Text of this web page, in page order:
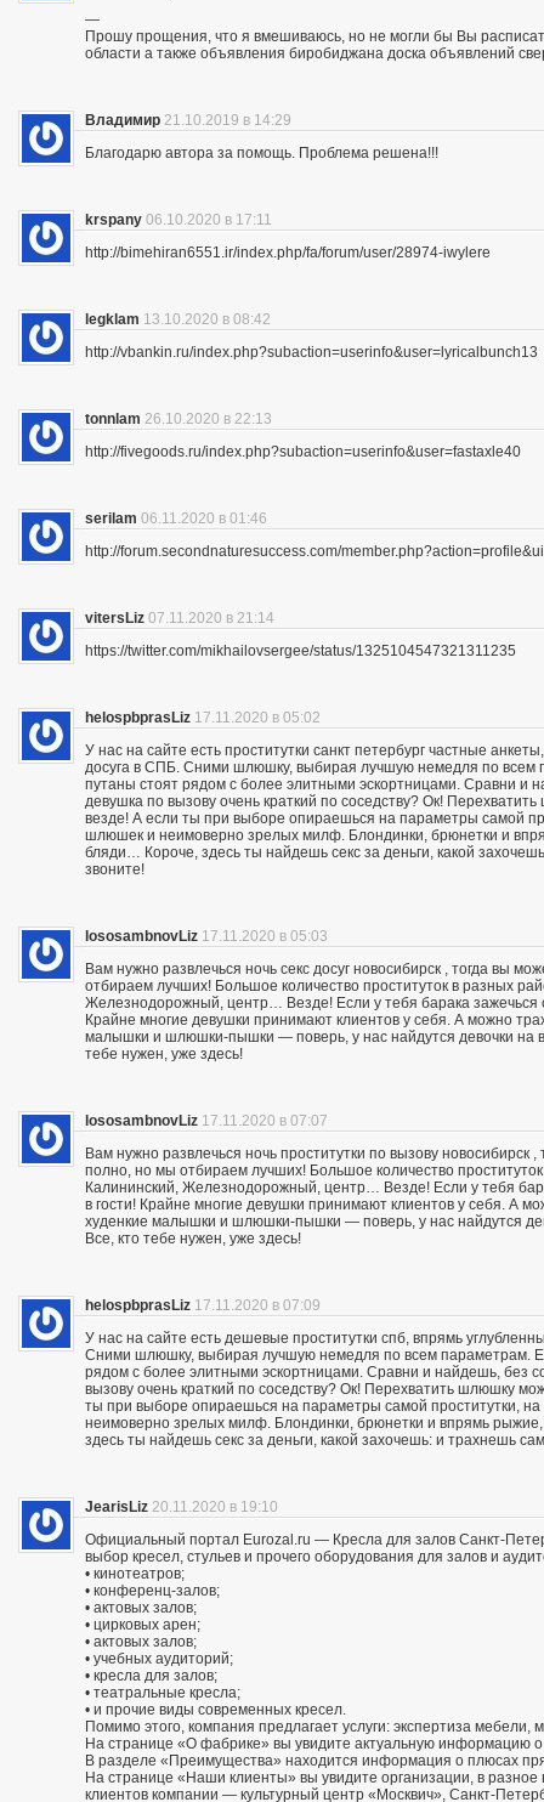
—
Прошу прощения, что я вмешиваюсь, но не могли бы Вы
области а также объявления биробиджана доска объявлений
Владимир 21.10.2019 в 14:29
Благодарю автора за помощь. Проблема решена!!!
krspany 06.10.2020 в 17:11
http://bimehiran6551.ir/index.php/fa/forum/user/28974-iwylere
legklam 13.10.2020 в 08:42
http://vbankin.ru/index.php?subaction=userinfo&user=lyricalbunch13
tonnlam 26.10.2020 в 22:13
http://fivegoods.ru/index.php?subaction=userinfo&user=fastaxle40
serilam 06.11.2020 в 01:46
http://forum.secondnaturesuccess.com/
vitersLiz 07.11.2020 в 21:14
https://twitter.com/mikhailovsergee/status/1325104547321311235
helospbprasLiz 17.11.2020 в 05:02
У нас на сайте есть проститутки санкт петербург частные
досуга в СПБ. Сними шлюшку, выбирая лучшую немедля по всем
путаны стоят рядом с более элитными эскортницами. Сравни и
девушка по вызову очень краткий по соседству? Ок!
везде! А если ты при выборе опираешься на параметры самой
шлюшек и неимоверно зрелых милф. Блондинки, брюнетки и
бляди… Короче, здесь ты найдешь секс за деньги, какой
звоните!
lososambnovLiz 17.11.2020 в 05:03
Вам нужно развлечься ночь секс досуг новосибирск , тогда вы
отбираем лучших! Большое количество проституток в разных
Железнодорожный, центр… Везде! Если у тебя барака зажечься
Крайне многие девушки принимают клиентов у себя. А можно
малышки и шлюшки-пышки — поверь, у нас найдутся девочки на
тебе нужен, уже здесь!
lososambnovLiz 17.11.2020 в 07:07
Вам нужно развлечься ночь проститутки по вызову
полно, но мы отбираем лучших! Большое количество
Калининский, Железнодорожный, центр… Везде! Если у тебя
в гости! Крайне многие девушки принимают клиентов у себя. А
худенкие малышки и шлюшки-пышки — поверь, у нас найдутся
Все, кто тебе нужен, уже здесь!
helospbprasLiz 17.11.2020 в 07:09
У нас на сайте есть дешевые проститутки спб, впрямь
Сними шлюшку, выбирая лучшую немедля по всем параметрам.
рядом с более элитными эскортницами. Сравни и найдешь, без
вызову очень краткий по соседству? Ок! Перехватить шлюшку
ты при выборе опираешься на параметры самой проститутки,
неимоверно зрелых милф. Блондинки, брюнетки и впрямь
здесь ты найдешь секс за деньги, какой захочешь: и трахнешь
JearisLiz 20.11.2020 в 19:10
Официальный портал Eurozal.ru — Кресла для залов Санкт-
выбор кресел, стульев и прочего оборудования для залов и
• кинотеатров;
• конференц-залов;
• актовых залов;
• цирковых арен;
• актовых залов;
• учебных аудиторий;
• кресла для залов;
• театральные кресла;
• и прочие виды современных кресел.
Помимо этого, компания предлагает услуги: экспертиза
На странице «О фабрике» вы увидите актуальную информацию
В разделе «Преимущества» находится информация о плюсах
На странице «Наши клиенты» вы увидите организации, в
клиентов компании — культурный центр «Москвич», Санкт-